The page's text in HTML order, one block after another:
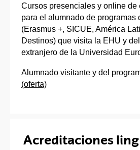
Cursos presenciales y online de
para el alumnado de programas
(Erasmus +, SICUE, América
Destinos) que visita la EHU y
extranjero de la Universidad
Alumnado visitante y del
(oferta)
Acreditaciones